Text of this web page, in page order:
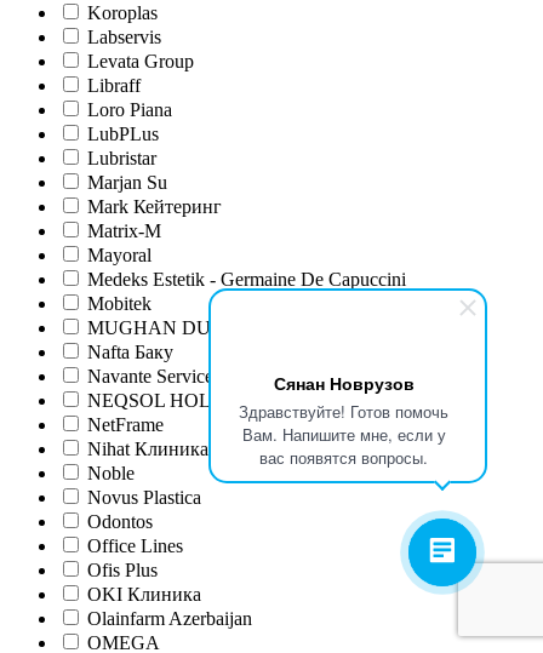
Сянан Новрузов
Здравствуйте! Готов помочь
Вам. Напишите мне, если у
вас появятся вопросы.
Koroplas
Labservis
Levata Group
Libraff
Loro Piana
LubPLus
Lubristar
Marjan Su
Mark Кейтеринг
Matrix-M
Mayoral
Medeks Estetik - Germaine De Capuccini
Mobitek
MUGHAN DUYU
Nafta Баку
Navante Service LTD
NEQSOL HOLDING
NetFrame
Nihat Клиника
Noble
Novus Plastica
Odontos
Office Lines
Ofis Plus
OKI Клиника
Olainfarm Azerbaijan
OMEGA